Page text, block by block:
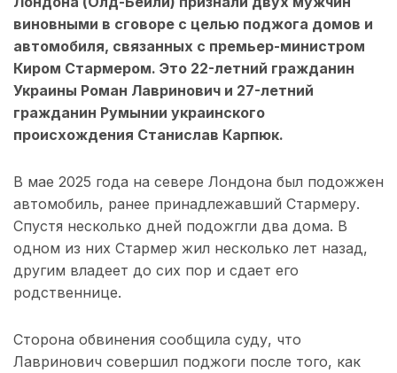
виновными в сговоре с целью поджога домов и
автомобиля, связанных с премьер-министром
Киром Стармером. Это 22-летний гражданин
Украины Роман Лавринович и 27-летний
гражданин Румынии украинского
происхождения Станислав Карпюк.
В мае 2025 года на севере Лондона был подожжен
автомобиль, ранее принадлежавший Стармеру.
Спустя несколько дней подожгли два дома. В
одном из них Стармер жил несколько лет назад,
другим владеет до сих пор и сдает его
родственнице.
Сторона обвинения сообщила суду, что
Лавринович совершил поджоги после того, как